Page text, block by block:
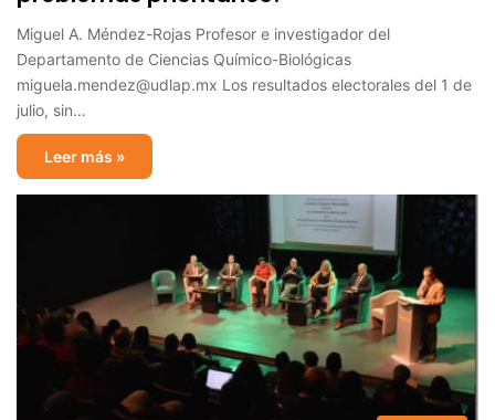
Miguel A. Méndez-Rojas Profesor e investigador del
Departamento de Ciencias Químico-Biológicas
miguela.mendez@udlap.mx Los resultados electorales del 1 de
julio, sin…
Leer más »